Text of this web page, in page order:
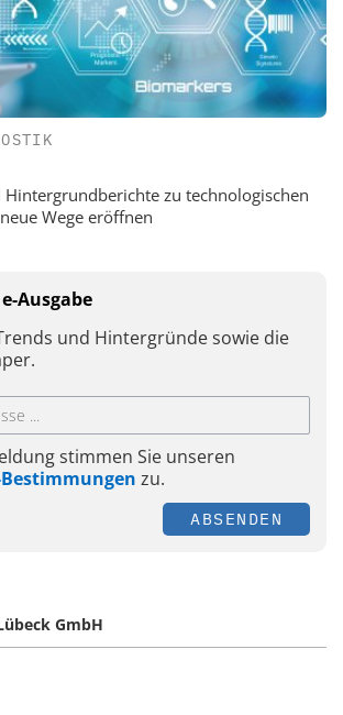
zu technologischen
Wege eröffnen
Ausgabe
und Hintergründe sowie die
stimmen Sie unseren
zu.
ABSENDEN
GmbH